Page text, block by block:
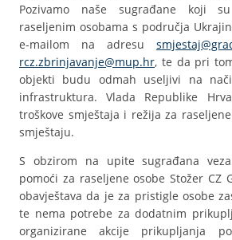
Pozivamo naše sugrađane koji
raseljenim osobama s područja
e-mailom na adresu
rcz.zbrinjavanje@mup.hr, te da pri
objekti budu odmah useljivi na
infrastruktura. Vlada Republike
troškove smještaja i režija za
smještaju.
S obzirom na upite sugrađana
pomoći za raseljene osobe Stožer CZ
obavještava da je za pristigle osobe
te nema potrebe za dodatnim
organizirane akcije prikupljanja